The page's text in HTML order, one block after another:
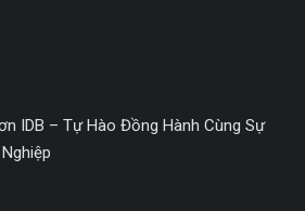
IDB – Tự Hào Đồng Hành Cùng Sự